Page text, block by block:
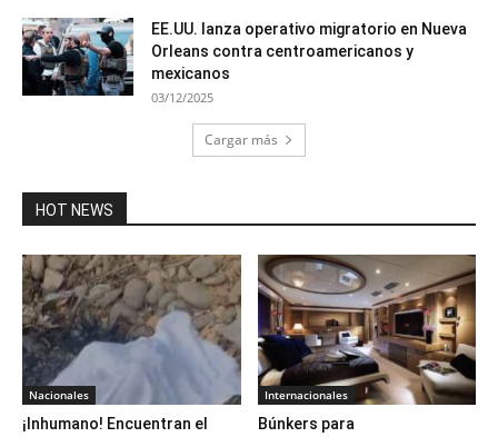
EE.UU. lanza operativo migratorio en Nueva
Orleans contra centroamericanos y
mexicanos
03/12/2025
Cargar más
HOT NEWS
Nacionales
¡Inhumano! Encuentran el
Internacionales
Búnkers para